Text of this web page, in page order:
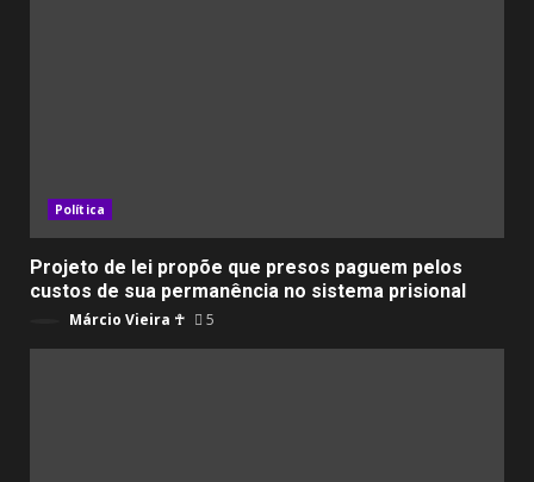
Política
Projeto de lei propõe que presos paguem pelos
custos de sua permanência no sistema prisional
Márcio Vieira ☥ 5